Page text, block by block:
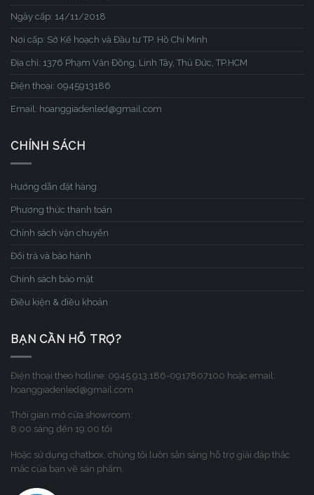
Ngày cấp: 14/11/2018
Nơi cấp: Sở Kế hoạch và Đầu tư TP. Hồ Chí Minh
Địa chỉ: 1376 Phạm Văn Đồng, Linh Tây, Thủ Đức, TP.HCM
Điện thoại: 0945913186
Email: hoanggiadenled@gmail.com
CHÍNH SÁCH
Hướng dẫn đặt hàng
Phương thức thanh toán
Chính sách vận chuyển
Đổi trả và bảo hành
Chính sách bảo mật
Điều kiện & điều khoản
BẠN CẦN HỖ TRỢ?
Điện thoại theo hotline: 0945.913.186-0917807100 hoặc email:
hoanggiadenled@gmail.com
Thời gian mở cửa showroom:
8:00 sáng đến 19:00 tối
Hoặc sử dụng chatbox, chúng tôi luôn sẳn sàng hỗ trợ giải đáp thắc
mắc của bạn về sản phẩm.